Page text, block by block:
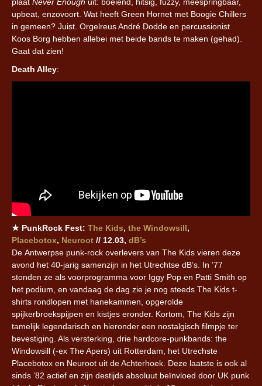
plaat Never Enough uit: boeiend, hitsig, fuzzy, meespringbaar,
upbeat, enzovoort. Wat heeft Green Hornet met Boogie Chillers
in gemeen? Juist. Orgelreus André Dodde en percussionist
Koos Borg hebben allebei met beide bands te maken (gehad).
Gaat dat zien!
Death Alley:
★ PunkRock Fest: The Kids, the Windowsill,
Placebotox, Neuroot // 12.03, dB’s
De Antwerpse punk-rock overlevers van The Kids vieren deze
avond het 40-jarig samenzijn in het Utrechtse dB’s. In ’77
stonden ze als voorprogramma voor Iggy Pop en Patti Smith op
het podium, en vandaag de dag zie je nog steeds The Kids t-
shirts rondlopen met hanekammen, opgerolde
spijkerbroekspijpen en kistjes eronder. Kortom, The Kids zijn
tamelijk legendarisch en hieronder een nostalgisch filmpje ter
bevestiging. Als versterking, drie hardcore-punkbands: the
Windowsill (-ex The Apers) uit Rotterdam, het Utrechste
Placebotox en Neuroot uit de Achterhoek. Deze laatste is ook al
sinds ’82 actief en zijn destijds absoluut beïnvloed door UK punk